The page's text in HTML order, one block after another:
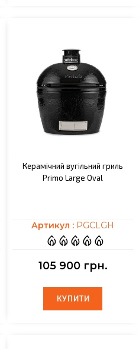
Керамічний вугільний гриль
Primo Large Oval
Артикул : PGCLGH
105 900 грн.
КУПИТИ
КУПИТИ